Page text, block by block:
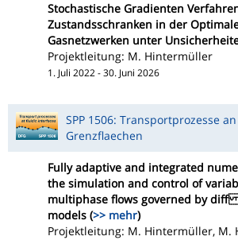
Stochastische Gradienten
Zustandsschranken in der
Gasnetzwerken unter
Projektleitung: M. Hintermüller
1. Juli 2022 - 30. Juni 2026
SPP 1506: Transportprozesse
Grenzflaechen
Fully adaptive and integrated
the simulation and control of
multiphase flows governed by
models (>> mehr)
Projektleitung: M. Hintermüller, M.